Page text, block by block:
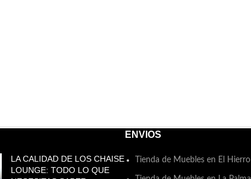
LA CALIDAD DE LOS CHAISE
LOUNGE: TODO LO QUE
ENVIOS
Tienda de Muebles en El Hierro